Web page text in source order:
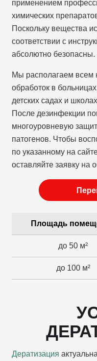
применением
химических
Поскольку вещества
соответствии с
абсолютно безопасны.
Мы располагаем всем
обработок в
детских садах и
После дезинфекции
многоуровневую
патогенов. Чтобы
по указанному на
оставляйте заявку на
Площадь
до 50 м²
до 100 м²
Дератизация